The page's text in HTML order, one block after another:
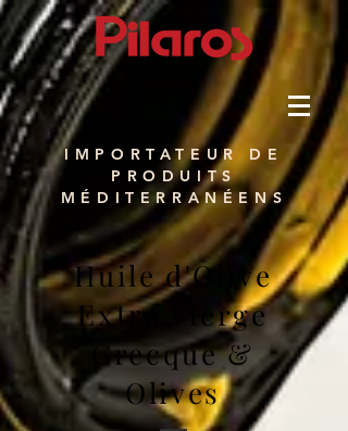
IMPORTATEUR DE
PRODUITS
MÉDITERRANÉENS
Huile d'Olive
Extra Vierge
Grecque &
Olives